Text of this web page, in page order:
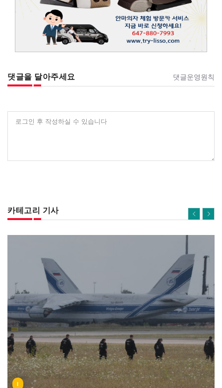
댓글을 달아주세요 댓글운영원칙
로그인 후 작성하실 수 있습니다
카테고리 기사